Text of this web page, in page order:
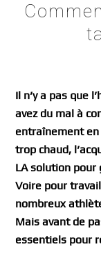
Il n’y a pas que
avez du mal à
entraînement en
trop chaud,
LA solution pour
Voire pour
nombreux
Mais avant de
essentiels pour